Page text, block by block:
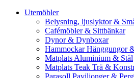
Utemöbler
Belysning, ljuslyktor &
Cafémöbler & Sittbänkar
Dynor & Dynboxar
Hammockar Hänggungor
Matplats Aluminium & Stål
Matplats Teak Trä &
Parasoll Paviljonger &